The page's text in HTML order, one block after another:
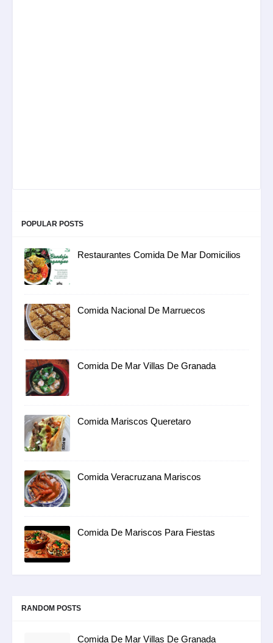
POPULAR POSTS
Restaurantes Comida De Mar Domicilios
Comida Nacional De Marruecos
Comida De Mar Villas De Granada
Comida Mariscos Queretaro
Comida Veracruzana Mariscos
Comida De Mariscos Para Fiestas
RANDOM POSTS
Comida De Mar Villas De Granada